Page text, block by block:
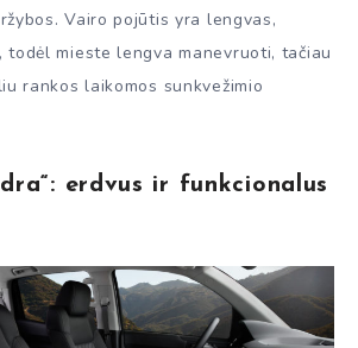
Vairo pojūtis yra lengvas,
todėl mieste lengva manevruoti, tačiau
rankos laikomos sunkvežimio
erdvus ir funkcionalus